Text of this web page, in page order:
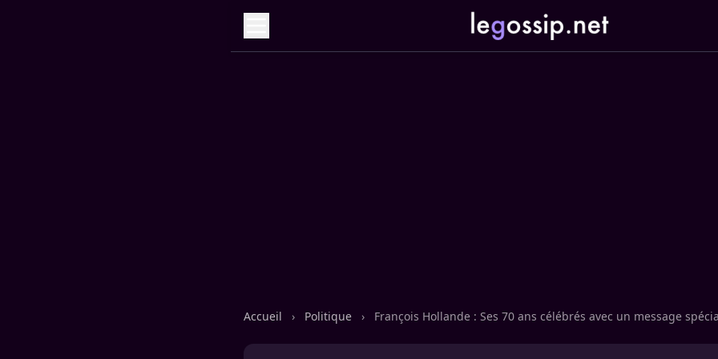
Accueil › Politique › François Hollande : Ses 70 ans célébrés avec un message